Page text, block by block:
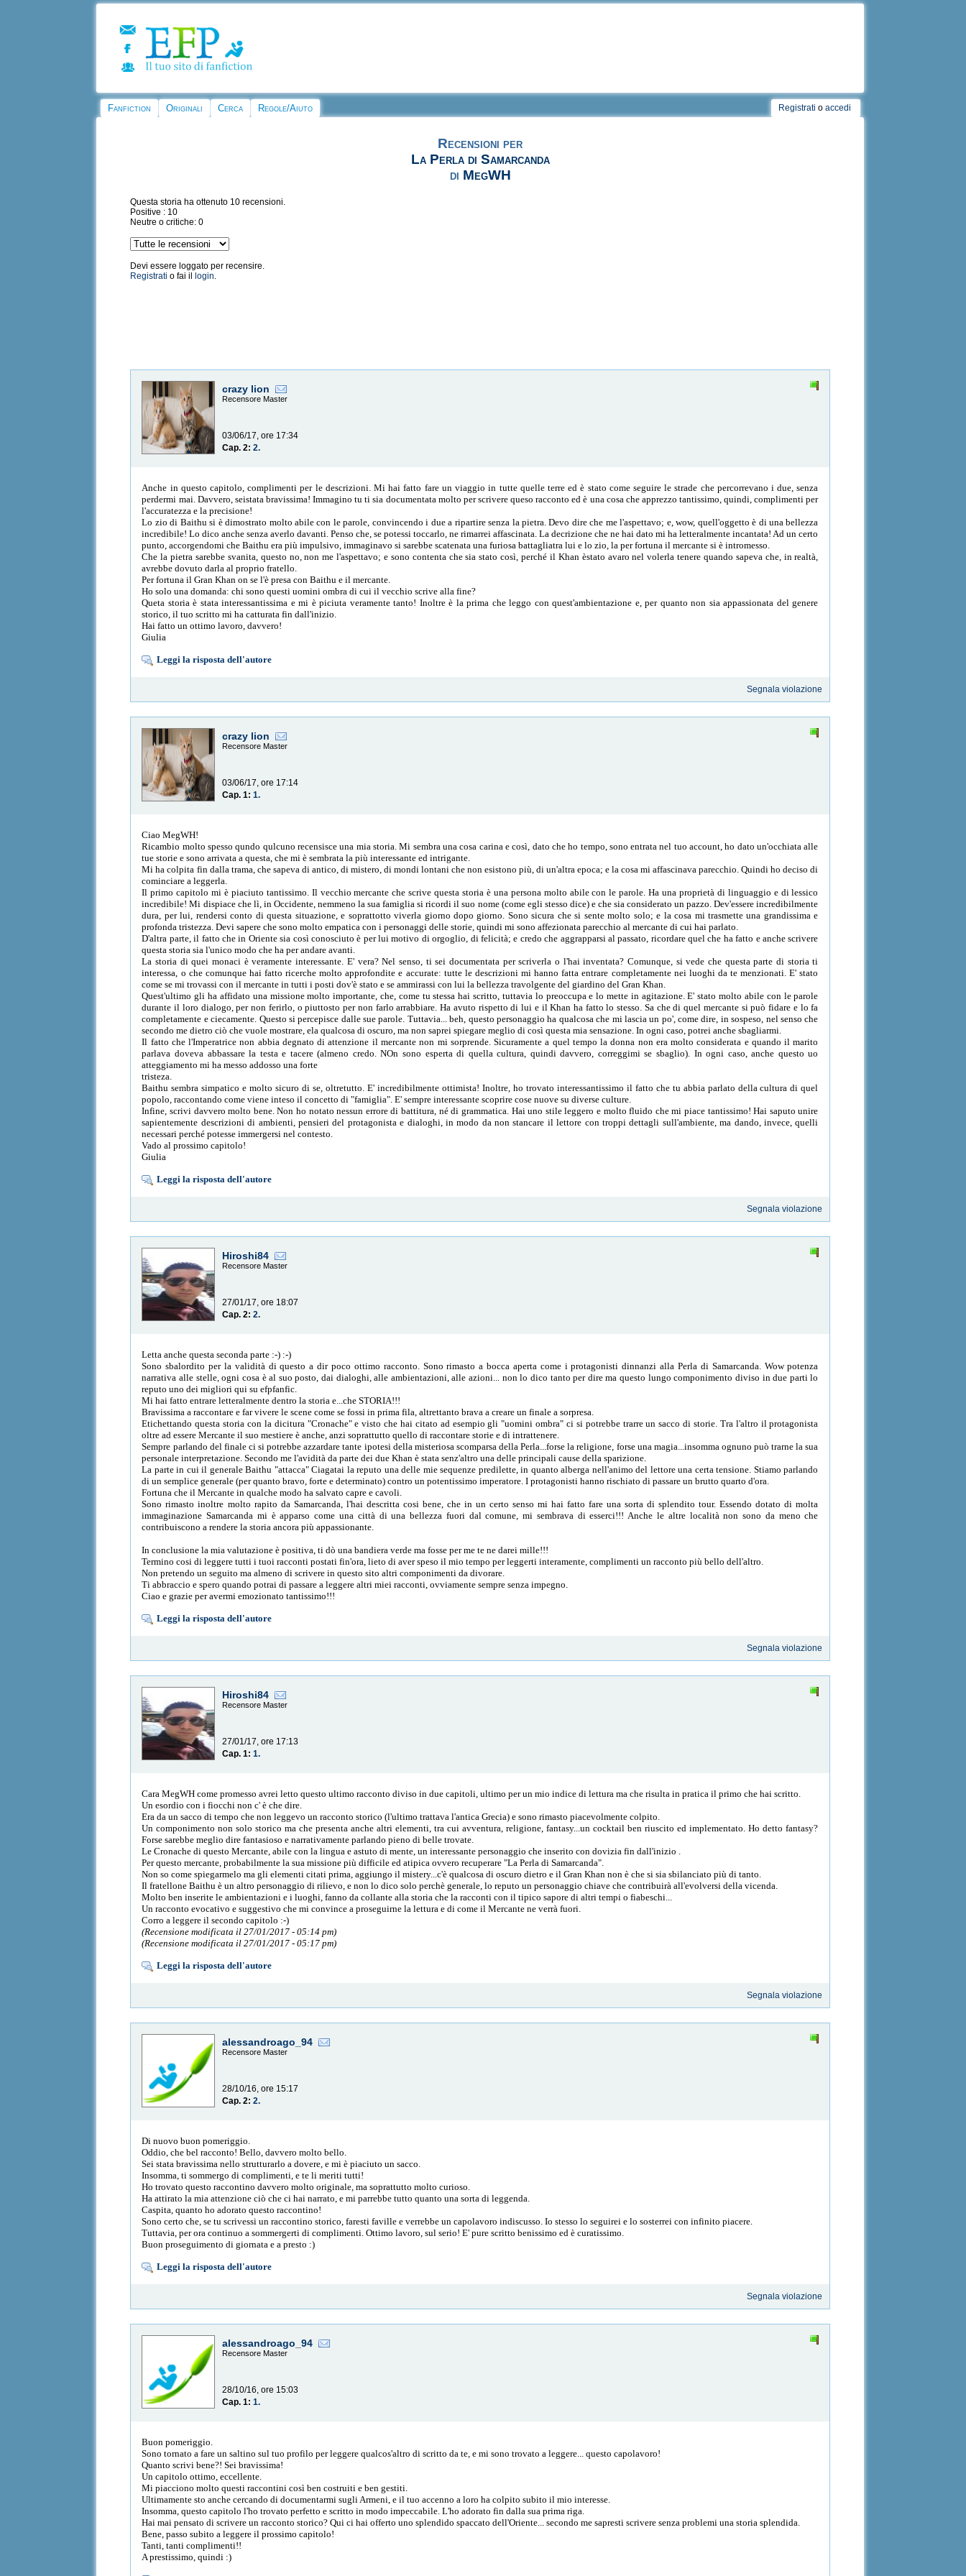
Fanfiction Originali Cerca Regole/Aiuto Registrati o accedi
Recensioni per
La Perla di Samarcanda
di MegWH
Questa storia ha ottenuto 10 recensioni.
Positive : 10
Neutre o critiche: 0
Devi essere loggato per recensire.
Registrati o fai il login.
crazy lion
Recensore Master
03/06/17, ore 17:34
Cap. 2:2.
Anche in questo capitolo, complimenti per le descrizioni. Mi hai fatto fare un viaggio in tutte quelle terre ed è stato come seguire le strade che percorrevano i due, senza
perdermi mai. Davvero, seistata bravissima! Immagino tu ti sia documentata molto per scrivere queso racconto ed è una cosa che apprezzo tantissimo, quindi, complimenti per
l'accuratezza e la precisione!
Lo zio di Baithu si è dimostrato molto abile con le parole, convincendo i due a ripartire senza la pietra. Devo dire che me l'aspettavo; e, wow, quell'oggetto è di una bellezza
incredibile! Lo dico anche senza averlo davanti. Penso che, se potessi toccarlo, ne rimarrei affascinata. La decrizione che ne hai dato mi ha letteralmente incantata! Ad un certo
punto, accorgendomi che Baithu era più impulsivo, immaginavo si sarebbe scatenata una furiosa battagliatra lui e lo zio, la per fortuna il mercante si è intromesso.
Che la pietra sarebbe svanita, questo no, non me l'aspettavo; e sono contenta che sia stato così, perché il Khan èstato avaro nel volerla tenere quando sapeva che, in realtà,
avrebbe dovuto darla al proprio fratello.
Per fortuna il Gran Khan on se l'è presa con Baithu e il mercante.
Ho solo una domanda: chi sono questi uomini ombra di cui il vecchio scrive alla fine?
Queta storia è stata interessantissima e mi è piciuta veramente tanto! Inoltre è la prima che leggo con quest'ambientazione e, per quanto non sia appassionata del genere
storico, il tuo scritto mi ha catturata fin dall'inizio.
Hai fatto un ottimo lavoro, davvero!
Giulia
Leggi la risposta dell'autore
Segnala violazione
crazy lion
Recensore Master
03/06/17, ore 17:14
Cap. 1:1.
Ciao MegWH!
Ricambio molto spesso qundo qulcuno recensisce una mia storia. Mi sembra una cosa carina e così, dato che ho tempo, sono entrata nel tuo account, ho dato un'occhiata alle
tue storie e sono arrivata a questa, che mi è sembrata la più interessante ed intrigante.
Mi ha colpita fin dalla trama, che sapeva di antico, di mistero, di mondi lontani che non esistono più, di un'altra epoca; e la cosa mi affascinava parecchio. Quindi ho deciso di
cominciare a leggerla.
Il primo capitolo mi è piaciuto tantissimo. Il vecchio mercante che scrive questa storia è una persona molto abile con le parole. Ha una proprietà di linguaggio e di lessico
incredibile! Mi dispiace che lì, in Occidente, nemmeno la sua famiglia si ricordi il suo nome (come egli stesso dice) e che sia considerato un pazzo. Dev'essere incredibilmente
dura, per lui, rendersi conto di questa situazione, e soprattotto viverla giorno dopo giorno. Sono sicura che si sente molto solo; e la cosa mi trasmette una grandissima e
profonda tristezza. Devi sapere che sono molto empatica con i personaggi delle storie, quindi mi sono affezionata parecchio al mercante di cui hai parlato.
D'altra parte, il fatto che in Oriente sia così conosciuto è per lui motivo di orgoglio, di felicità; e credo che aggrapparsi al passato, ricordare quel che ha fatto e anche scrivere
questa storia sia l'unico modo che ha per andare avanti.
La storia di quei monaci è veramente interessante. E' vera? Nel senso, ti sei documentata per scriverla o l'hai inventata? Comunque, si vede che questa parte di storia ti
interessa, o che comunque hai fatto ricerche molto approfondite e accurate: tutte le descrizioni mi hanno fatta entrare completamente nei luoghi da te menzionati. E' stato
come se mi trovassi con il mercante in tutti i posti dov'è stato e se ammirassi con lui la bellezza travolgente del giardino del Gran Khan.
Quest'ultimo gli ha affidato una missione molto importante, che, come tu stessa hai scritto, tuttavia lo preoccupa e lo mette in agitazione. E' stato molto abile con le parole
durante il loro dialogo, per non ferirlo, o piuttosto per non farlo arrabbiare. Ha avuto rispetto di lui e il Khan ha fatto lo stesso. Sa che di quel mercante si può fidare e lo fa
completamente e ciecamente. Questo si percepisce dalle sue parole. Tuttavia... beh, questo personaggio ha qualcosa che mi lascia un po', come dire, in sospeso, nel senso che
secondo me dietro ciò che vuole mostrare, ela qualcosa di oscuro, ma non saprei spiegare meglio di così questa mia sensazione. In ogni caso, potrei anche sbagliarmi.
Il fatto che l'Imperatrice non abbia degnato di attenzione il mercante non mi sorprende. Sicuramente a quel tempo la donna non era molto considerata e quando il marito
parlava doveva abbassare la testa e tacere (almeno credo. NOn sono esperta di quella cultura, quindi davvero, correggimi se sbaglio). In ogni caso, anche questo uo
atteggiamento mi ha messo addosso una forte
tristeza.
Baithu sembra simpatico e molto sicuro di se, oltretutto. E' incredibilmente ottimista! Inoltre, ho trovato interessantissimo il fatto che tu abbia parlato della cultura di quel
popolo, raccontando come viene inteso il concetto di "famiglia". E' sempre interessante scoprire cose nuove su diverse culture.
Infine, scrivi davvero molto bene. Non ho notato nessun errore di battitura, né di grammatica. Hai uno stile leggero e molto fluido che mi piace tantissimo! Hai saputo unire
sapientemente descrizioni di ambienti, pensieri del protagonista e dialoghi, in modo da non stancare il lettore con troppi dettagli sull'ambiente, ma dando, invece, quelli
necessari perché potesse immergersi nel contesto.
Vado al prossimo capitolo!
Giulia
Leggi la risposta dell'autore
Segnala violazione
Hiroshi84
Recensore Master
27/01/17, ore 18:07
Cap. 2:2.
Letta anche questa seconda parte :-) :-)
Sono sbalordito per la validità di questo a dir poco ottimo racconto. Sono rimasto a bocca aperta come i protagonisti dinnanzi alla Perla di Samarcanda. Wow potenza
narrativa alle stelle, ogni cosa è al suo posto, dai dialoghi, alle ambientazioni, alle azioni... non lo dico tanto per dire ma questo lungo componimento diviso in due parti lo
reputo uno dei migliori qui su efpfanfic.
Mi hai fatto entrare letteralmente dentro la storia e...che STORIA!!!
Bravissima a raccontare e far vivere le scene come se fossi in prima fila, altrettanto brava a creare un finale a sorpresa.
Etichettando questa storia con la dicitura "Cronache" e visto che hai citato ad esempio gli "uomini ombra" ci si potrebbe trarre un sacco di storie. Tra l'altro il protagonista
oltre ad essere Mercante il suo mestiere è anche, anzi soprattutto quello di raccontare storie e di intrattenere.
Sempre parlando del finale ci si potrebbe azzardare tante ipotesi della misteriosa scomparsa della Perla...forse la religione, forse una magia...insomma ognuno può trarne la sua
personale interpretazione. Secondo me l'avidità da parte dei due Khan è stata senz'altro una delle principali cause della sparizione.
La parte in cui il generale Baithu "attacca" Ciagatai la reputo una delle mie sequenze predilette, in quanto alberga nell'animo del lettore una certa tensione. Stiamo parlando
di un semplice generale (per quanto bravo, forte e determinato) contro un potentissimo imperatore. I protagonisti hanno rischiato di passare un brutto quarto d'ora.
Fortuna che il Mercante in qualche modo ha salvato capre e cavoli.
Sono rimasto inoltre molto rapito da Samarcanda, l'hai descritta cosi bene, che in un certo senso mi hai fatto fare una sorta di splendito tour. Essendo dotato di molta
immaginazione Samarcanda mi è apparso come una città di una bellezza fuori dal comune, mi sembrava di esserci!!! Anche le altre località non sono da meno che
contribuiscono a rendere la storia ancora più appassionante.
In conclusione la mia valutazione è positiva, ti dò una bandiera verde ma fosse per me te ne darei mille!!!
Termino cosi di leggere tutti i tuoi racconti postati fin'ora, lieto di aver speso il mio tempo per leggerti interamente, complimenti un racconto più bello dell'altro.
Non pretendo un seguito ma almeno di scrivere in questo sito altri componimenti da divorare.
Ti abbraccio e spero quando potrai di passare a leggere altri miei racconti, ovviamente sempre senza impegno.
Ciao e grazie per avermi emozionato tantissimo!!!
Leggi la risposta dell'autore
Segnala violazione
Hiroshi84
Recensore Master
27/01/17, ore 17:13
Cap. 1:1.
Cara MegWH come promesso avrei letto questo ultimo racconto diviso in due capitoli, ultimo per un mio indice di lettura ma che risulta in pratica il primo che hai scritto.
Un esordio con i fiocchi non c' è che dire.
Era da un sacco di tempo che non leggevo un racconto storico (l'ultimo trattava l'antica Grecia) e sono rimasto piacevolmente colpito.
Un componimento non solo storico ma che presenta anche altri elementi, tra cui avventura, religione, fantasy...un cocktail ben riuscito ed implementato. Ho detto fantasy?
Forse sarebbe meglio dire fantasioso e narrativamente parlando pieno di belle trovate.
Le Cronache di questo Mercante, abile con la lingua e astuto di mente, un interessante personaggio che inserito con dovizia fin dall'inizio .
Per questo mercante, probabilmente la sua missione più difficile ed atipica ovvero recuperare "La Perla di Samarcanda".
Non so come spiegarmelo ma gli elementi citati prima, aggiungo il mistery...c'è qualcosa di oscuro dietro e il Gran Khan non è che si sia sbilanciato più di tanto.
Il fratellone Baithu è un altro personaggio di rilievo, e non lo dico solo perchè generale, lo reputo un personaggio chiave che contribuirà all'evolversi della vicenda.
Molto ben inserite le ambientazioni e i luoghi, fanno da collante alla storia che la racconti con il tipico sapore di altri tempi o fiabeschi...
Un racconto evocativo e suggestivo che mi convince a proseguirne la lettura e di come il Mercante ne verrà fuori.
Corro a leggere il secondo capitolo :-)
(Recensione modificata il 27/01/2017 - 05:14 pm)
(Recensione modificata il 27/01/2017 - 05:17 pm)
Leggi la risposta dell'autore
Segnala violazione
alessandroago_94
Recensore Master
28/10/16, ore 15:17
Cap. 2:2.
Di nuovo buon pomeriggio.
Oddio, che bel racconto! Bello, davvero molto bello.
Sei stata bravissima nello strutturarlo a dovere, e mi è piaciuto un sacco.
Insomma, ti sommergo di complimenti, e te li meriti tutti!
Ho trovato questo raccontino davvero molto originale, ma soprattutto molto curioso.
Ha attirato la mia attenzione ciò che ci hai narrato, e mi parrebbe tutto quanto una sorta di leggenda.
Caspita, quanto ho adorato questo raccontino!
Sono certo che, se tu scrivessi un raccontino storico, faresti faville e verrebbe un capolavoro indiscusso. Io stesso lo seguirei e lo sosterrei con infinito piacere.
Tuttavia, per ora continuo a sommergerti di complimenti. Ottimo lavoro, sul serio! E' pure scritto benissimo ed è curatissimo.
Buon proseguimento di giornata e a presto :)
Leggi la risposta dell'autore
Segnala violazione
alessandroago_94
Recensore Master
28/10/16, ore 15:03
Cap. 1:1.
Buon pomeriggio.
Sono tornato a fare un saltino sul tuo profilo per leggere qualcos'altro di scritto da te, e mi sono trovato a leggere... questo capolavoro!
Quanto scrivi bene?! Sei bravissima!
Un capitolo ottimo, eccellente.
Mi piacciono molto questi raccontini così ben costruiti e ben gestiti.
Ultimamente sto anche cercando di documentarmi sugli Armeni, e il tuo accenno a loro ha colpito subito il mio interesse.
Insomma, questo capitolo l'ho trovato perfetto e scritto in modo impeccabile. L'ho adorato fin dalla sua prima riga.
Hai mai pensato di scrivere un racconto storico? Qui ci hai offerto uno splendido spaccato dell'Oriente... secondo me sapresti scrivere senza problemi una storia splendida.
Bene, passo subito a leggere il prossimo capitolo!
Tanti, tanti complimenti!!
A prestissimo, quindi :)